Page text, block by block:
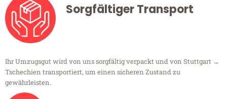
Sorgfältiger Transport
Ihr Umzugsgut wird von uns sorgfältig verpackt und von Stuttgart →
Tschechien transportiert, um einen sicheren Zustand zu
gewährleisten.